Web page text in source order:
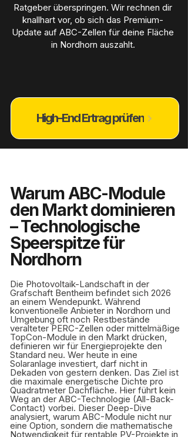
Ratgeber überspringen. Wir rechnen dir
knallhart vor, ob sich das Premium-
Update auf ABC-Zellen für deine Fläche
in Nordhorn auszahlt.
High-End Ertrag prüfen
Warum ABC-Module
den Markt dominieren
– Technologische
Speerspitze für
Nordhorn
Die Photovoltaik-Landschaft in der
Grafschaft Bentheim befindet sich 2026
an einem Wendepunkt. Während
konventionelle Anbieter in Nordhorn und
Umgebung oft noch Restbestände
veralteter PERC-Zellen oder mittelmäßige
TopCon-Module in den Markt drücken,
definieren wir für Energieprojekte den
Standard neu. Wer heute in eine
Solaranlage investiert, darf nicht in
Dekaden von gestern denken. Das Ziel ist
die maximale energetische Dichte pro
Quadratmeter Dachfläche. Hier führt kein
Weg an der ABC-Technologie (All-Back-
Contact) vorbei. Dieser Deep-Dive
analysiert, warum ABC-Module nicht nur
eine Option, sondern die mathematische
Notwendigkeit für rentable PV-Projekte in